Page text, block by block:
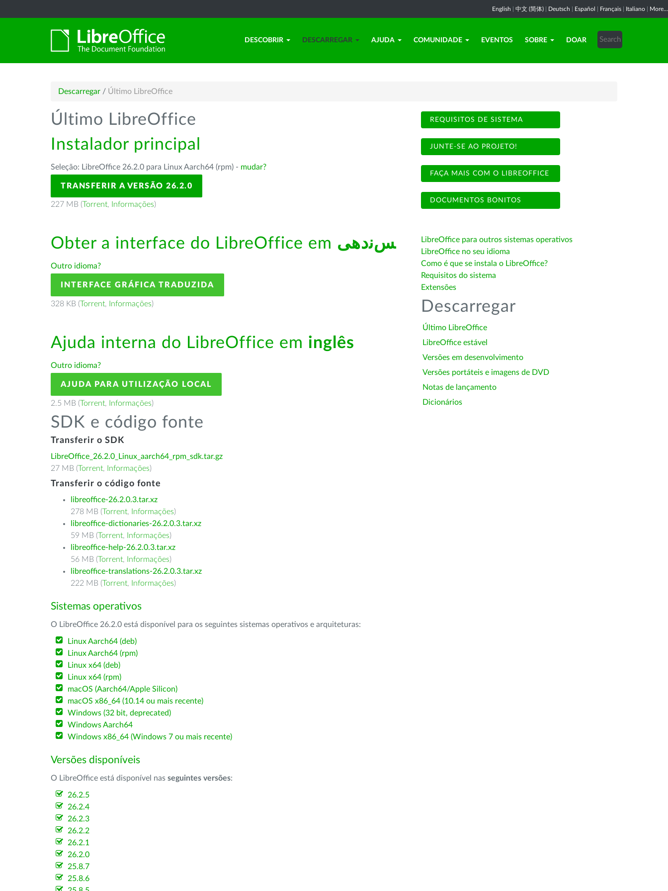
English 中文 (简体) Deutsch Español Français Italiano More...
DESCOBRIR DESCARREGAR AJUDA COMUNIDADE EVENTOS SOBRE DOAR
Descarregar / Último LibreOffice
Último LibreOffice
Instalador principal
Seleção: LibreOffice 26.2.0 para Linux Aarch64 (rpm) - mudar?
TRANSFERIR A VERSÃO 26.2.0
227 MB (Torrent, Informações)
Obter a interface do LibreOffice em ﺲﻧﺩھی
Outro idioma?
INTERFACE GRÁFICA TRADUZIDA
328 KB (Torrent, Informações)
Ajuda interna do LibreOffice em inglês
Outro idioma?
AJUDA PARA UTILIZAÇÃO LOCAL
2.5 MB (Torrent, Informações)
SDK e código fonte
Transferir o SDK
LibreOffice_26.2.0_Linux_aarch64_rpm_sdk.tar.gz
27 MB (Torrent, Informações)
Transferir o código fonte
libreoffice-26.2.0.3.tar.xz
278 MB (Torrent, Informações)
libreoffice-dictionaries-26.2.0.3.tar.xz
59 MB (Torrent, Informações)
libreoffice-help-26.2.0.3.tar.xz
56 MB (Torrent, Informações)
libreoffice-translations-26.2.0.3.tar.xz
222 MB (Torrent, Informações)
Sistemas operativos
O LibreOffice 26.2.0 está disponível para os seguintes sistemas operativos e arquiteturas:
Linux Aarch64 (deb)
Linux Aarch64 (rpm)
Linux x64 (deb)
Linux x64 (rpm)
macOS (Aarch64/Apple Silicon)
macOS x86_64 (10.14 ou mais recente)
Windows (32 bit, deprecated)
Windows Aarch64
Windows x86_64 (Windows 7 ou mais recente)
Versões disponíveis
O LibreOffice está disponível nas seguintes versões:
26.2.5
26.2.4
26.2.3
26.2.2
26.2.1
26.2.0
25.8.7
25.8.6
REQUISITOS DE SISTEMA
JUNTE-SE AO PROJETO!
FAÇA MAIS COM O LIBREOFFICE
DOCUMENTOS BONITOS
LibreOffice para outros sistemas operativos
LibreOffice no seu idioma
Como é que se instala o LibreOffice?
Requisitos do sistema
Extensões
Descarregar
Último LibreOffice
LibreOffice estável
Versões em desenvolvimento
Versões portáteis e imagens de DVD
Notas de lançamento
Dicionários